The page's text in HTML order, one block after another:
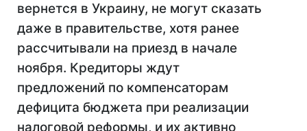
вернется в Украину, не могут сказать
даже в правительстве, хотя ранее
рассчитывали на приезд в начале
ноября. Кредиторы ждут
предложений по компенсаторам
дефицита бюджета при реализации
налоговой реформы, и их активно